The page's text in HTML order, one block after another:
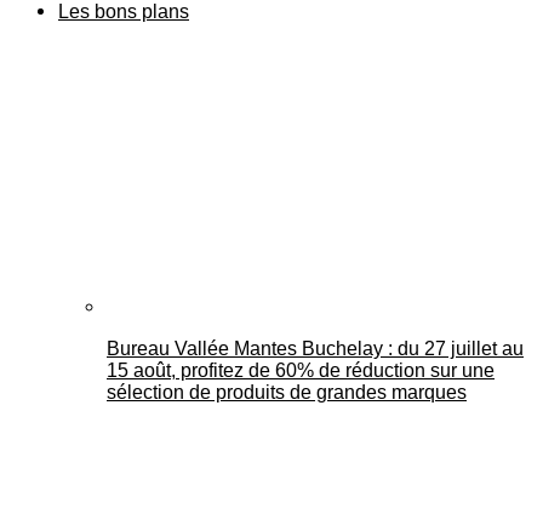
Les bons plans
Bureau Vallée Mantes Buchelay : du 27 juillet au
15 août, profitez de 60% de réduction sur une
sélection de produits de grandes marques